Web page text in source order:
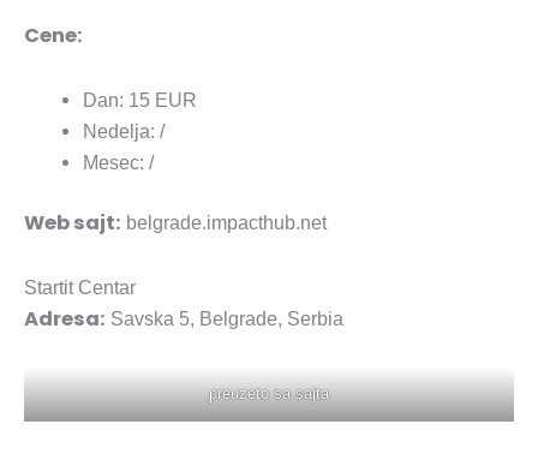
Cene:
Dan: 15 EUR
Nedelja: /
Mesec: /
Web sajt: belgrade.impacthub.net
Startit Centar
Adresa: Savska 5, Belgrade, Serbia
preuzeto sa sajta